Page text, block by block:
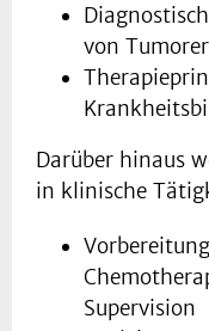
von
Darüber hinaus
in klinische
Supervision